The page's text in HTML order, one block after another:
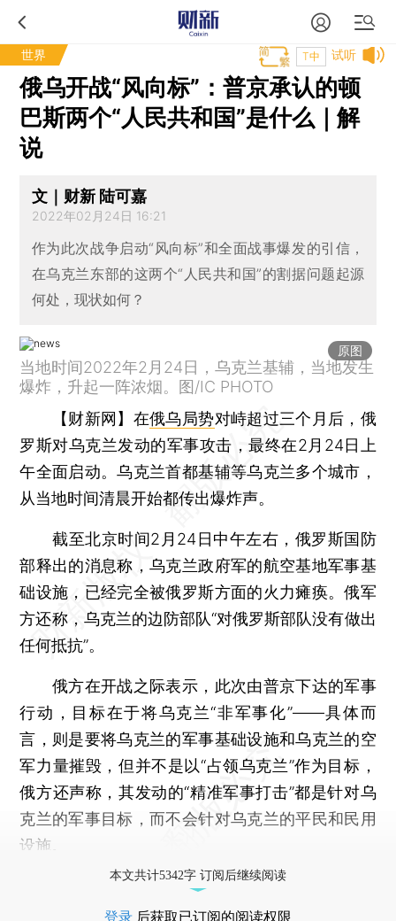
世界 试听
T中
俄乌开战“风向标”：普京承认的顿
巴斯两个“人民共和国”是什么｜解
说
文｜财新 陆可嘉
2022年02月24日 16:21
作为此次战争启动“风向标”和全面战事爆发的引信，
在乌克兰东部的这两个“人民共和国”的割据问题起源
何处，现状如何？
原图
当地时间2022年2月24日，乌克兰基辅，当地发生
爆炸，升起一阵浓烟。图/IC PHOTO
【财新网】 在俄乌局势对峙超过三个月后，俄
罗斯对乌克兰发动的军事攻击，最终在2月24日上
午全面启动。乌克兰首都基辅等乌克兰多个城市，
从当地时间清晨开始都传出爆炸声。
截至北京时间2月24日中午左右，俄罗斯国防
部释出的消息称，乌克兰政府军的航空基地军事基
础设施，已经完全被俄罗斯方面的火力瘫痪。俄军
方还称，乌克兰的边防部队“对俄罗斯部队没有做出
任何抵抗”。
俄方在开战之际表示，此次由普京下达的军事
行动，目标在于将乌克兰“非军事化”——具体而
言，则是要将乌克兰的军事基础设施和乌克兰的空
军力量摧毁，但并不是以“占领乌克兰”作为目标，
俄方还声称，其发动的“精准军事打击”都是针对乌
克兰的军事目标，而不会针对乌克兰的平民和民用
设施。
本文共计5342字 订阅后继续阅读
登录 后获取已订阅的阅读权限